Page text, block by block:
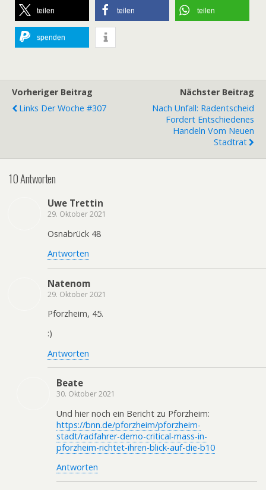
teilen teilen teilen
spenden
Vorheriger Beitrag
Links Der Woche #307
Nächster Beitrag
Nach Unfall: Radentscheid
Fordert Entschiedenes
Handeln Vom Neuen
Stadtrat
10 Antworten
Uwe Trettin
29. Oktober 2021
Osnabrück 48
Antworten
Natenom
29. Oktober 2021
Pforzheim, 45.
:)
Antworten
Beate
30. Oktober 2021
Und hier noch ein Bericht zu Pforzheim:
https://bnn.de/pforzheim/pforzheim-
stadt/radfahrer-demo-critical-mass-in-
pforzheim-richtet-ihren-blick-auf-die-b10
Antworten